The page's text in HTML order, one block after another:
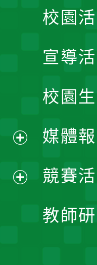
校園
宣導
校園
媒體
競賽
教師
開